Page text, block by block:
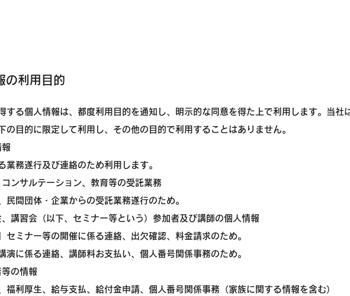
の利用目的
する個人情報は、都度利用目的を通知し、明示的な同意を得た上で利用します。当社
の目的に限定して利用し、その他の目的で利用することはありません。
業務遂行及び連絡のため利用します。
ンサルテーション、教育等の受託業務
民間団体・企業からの受託業務遂行のため。
講習会（以下、セミナー等という）参加者及び講師の個人情報
セミナー等の開催に係る連絡、出欠確認、料金請求のため。
演に係る連絡、講師料お支払い、個人番号関係事務のため。
の情報
福利厚生、給与支払、給付金申請、個人番号関係事務（家族に関する情報を含む）